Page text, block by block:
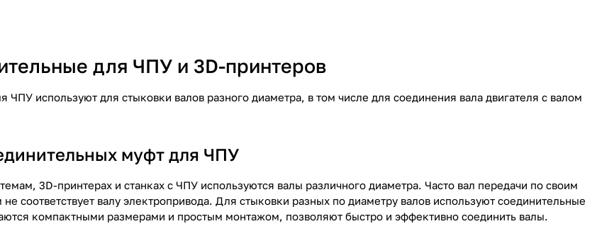
для ЧПУ и 3D-принтеров
ЧПУ используют для стыковки валов разного диаметра, в том числе для соединения вала двигателя с валом
муфт для ЧПУ
3D-принтерах и станках с ЧПУ используются валы различного диаметра. Часто вал передачи по своим
соответствует валу электропривода. Для стыковки разных по диаметру валов используют соединительные
компактными размерами и простым монтажом, позволяют быстро и эффективно соединить валы.